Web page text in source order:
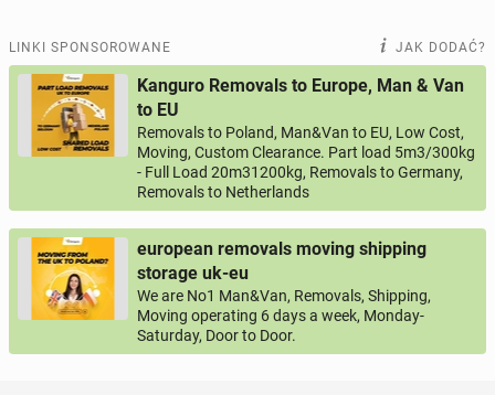
LINKI SPONSOROWANE JAK DODAĆ?
Kanguro Removals to Europe, Man & Van
to EU
Removals to Poland, Man&Van to EU, Low Cost,
Moving, Custom Clearance. Part load 5m3/300kg
- Full Load 20m31200kg, Removals to Germany,
Removals to Netherlands
european removals moving shipping
storage uk-eu
We are No1 Man&Van, Removals, Shipping,
Moving operating 6 days a week, Monday-
Saturday, Door to Door.